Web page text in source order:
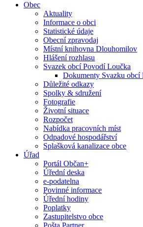
Obec
Aktuality
Informace o obci
Statistické údaje
Obecní zpravodaj
Místní knihovna Dlouhomilov
Hlášení rozhlasu
Svazek obcí Povodí Loučka
Dokumenty Svazku obcí
Důležité odkazy
Spolky & sdružení
Fotografie
Životní situace
Rozpočet
Nabídka pracovních míst
Odpadové hospodářství
Splašková kanalizace obce
Úřad
Portál Občan+
Úřední deska
e-podatelna
Povinné informace
Úřední hodiny
Poplatky
Zastupitelstvo obce
Pošta Partner